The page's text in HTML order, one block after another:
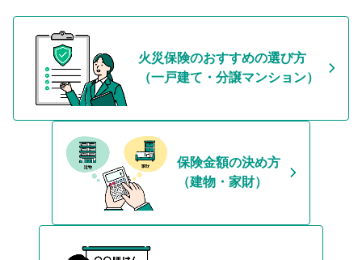
火災保険のおすすめの選び方
（一戸建て・分譲マンション）
保険金額の決め方
（建物・家財）